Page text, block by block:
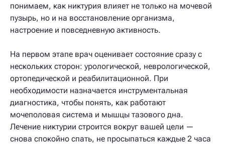
понимаем, как никтурия влияет не только на мочевой
пузырь, но и на восстановление организма,
настроение и повседневную активность.
На первом этапе врач оценивает состояние сразу с
нескольких сторон: урологической, неврологической,
ортопедической и реабилитационной. При
необходимости назначается инструментальная
диагностика, чтобы понять, как работают
мочеполовая система и мышцы тазового дна.
Лечение никтурии строится вокруг вашей цели —
снова спокойно спать, не просыпаться каждые 2 часа